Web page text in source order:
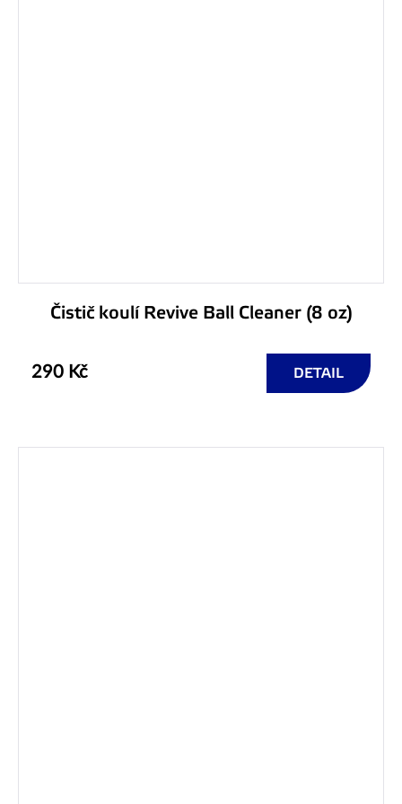
Čistič koulí Revive Ball Cleaner (8 oz)
290 Kč DETAIL